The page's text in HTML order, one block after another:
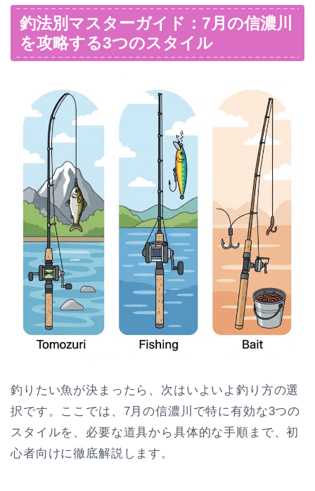
釣法別マスターガイド：7月の信濃川
を攻略する3つのスタイル
釣りたい魚が決まったら、次はいよいよ釣り方の選
択です。ここでは、7月の信濃川で特に有効な3つの
スタイルを、必要な道具から具体的な手順まで、初
心者向けに徹底解説します。